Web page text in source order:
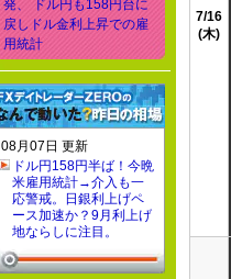
7/16
(木)
発、 ドル円も158円台に
戻しドル金利上昇での雇
用統計
08月07日 更新
ドル円158円半ば！今晩
米雇用統計→介入も一
応警戒。日銀利上げペ
ース加速か？9月利上げ
地ならしに注目。